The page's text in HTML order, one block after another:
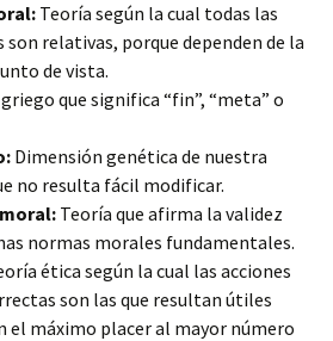
Teoría según la cual todas las
relativas, porque dependen de la
de vista.
que significa “fin”, “meta” o
Dimensión genética de nuestra
no resulta fácil modificar.
Teoría que afirma la validez
normas morales fundamentales.
ética según la cual las acciones
son las que resultan útiles
el máximo placer al mayor número